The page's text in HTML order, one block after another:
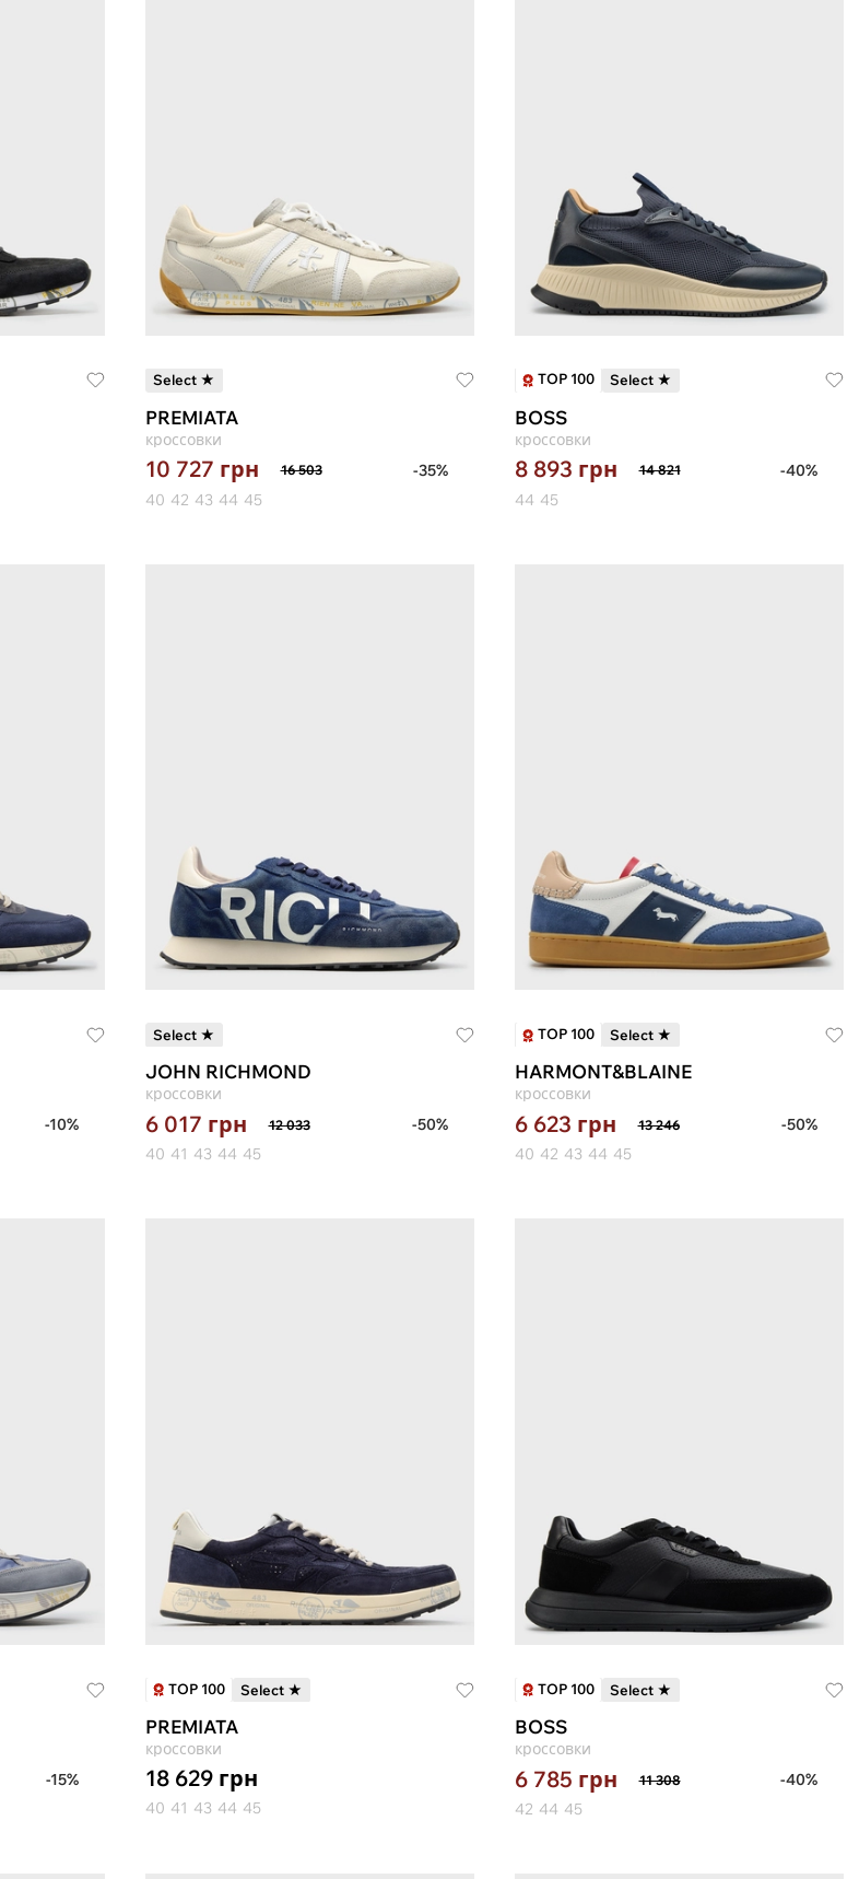
Select ★
PREMIATA
кроссовки
10 727 грн 16 503
-35%
40 42 43 44 45
TOP 100 Select ★
BOSS
кроссовки
8 893 грн 14 821
-40%
44 45
-10%
Select ★
JOHN RICHMOND
кроссовки
6 017 грн 12 033
-50%
40 41 43 44 45
TOP 100 Select ★
HARMONT&BLAINE
кроссовки
6 623 грн 13 246
-50%
40 42 43 44 45
-15%
TOP 100 Select ★
PREMIATA
кроссовки
18 629 грн
40 41 43 44 45
TOP 100 Select ★
BOSS
кроссовки
6 785 грн 11 308
-40%
42 44 45